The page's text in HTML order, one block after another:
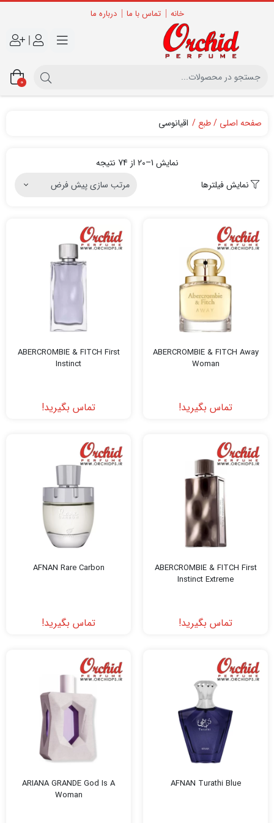
خانه تماس با ما درباره ما
|
0
صفحه اصلی طبع اقیانوسی
نمایش 1–20 از 74 نتیجه
نمایش فیلترها
ABERCROMBIE & FITCH Away
Woman
تماس بگیرید!
ABERCROMBIE & FITCH First
Instinct
تماس بگیرید!
ABERCROMBIE & FITCH First
Instinct Extreme
تماس بگیرید!
AFNAN Rare Carbon
تماس بگیرید!
AFNAN Turathi Blue
ARIANA GRANDE God Is A
Woman